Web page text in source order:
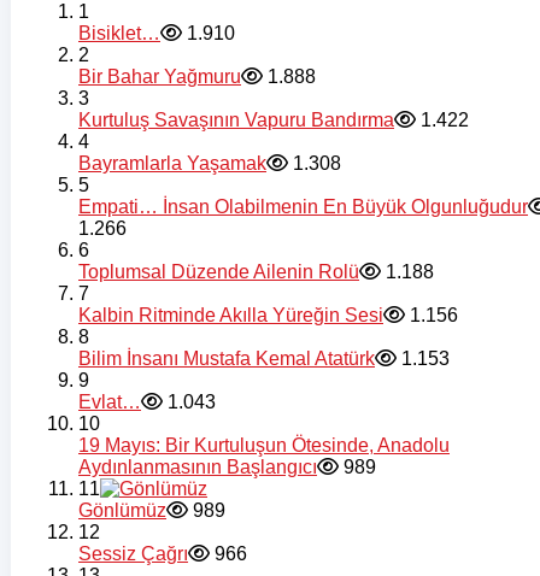
1
Bisiklet…
1.910
2
Bir Bahar Yağmuru
1.888
3
Kurtuluş Savaşının Vapuru Bandırma
1.422
4
Bayramlarla Yaşamak
1.308
5
Empati… İnsan Olabilmenin En Büyük Olgunluğudur
1.266
6
Toplumsal Düzende Ailenin Rolü
1.188
7
Kalbin Ritminde Akılla Yüreğin Sesi
1.156
8
Bilim İnsanı Mustafa Kemal Atatürk
1.153
9
Evlat…
1.043
10
19 Mayıs: Bir Kurtuluşun Ötesinde, Anadolu
Aydınlanmasının Başlangıcı
989
11
Gönlümüz
989
12
Sessiz Çağrı
966